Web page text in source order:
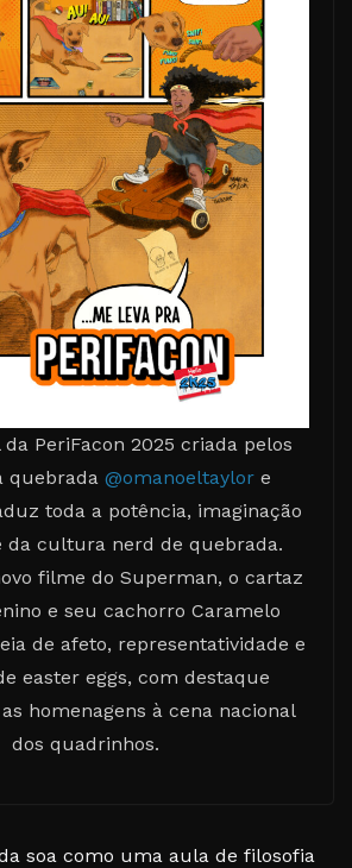
PeriFacon 2025 criada pelos
quebrada @omanoeltaylore
toda a potência, imaginação
da cultura nerd de quebrada.
filme do Superman, o cartaz
e seu cachorro Caramelo
de afeto, representatividade e
easter eggs, com destaque
homenagens à cena nacional
dos quadrinhos.
soa como uma aula de filosofia